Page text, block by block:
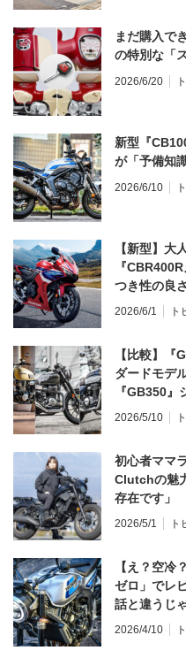
まだ購入で
の特別な「
2026/6/20
新型『
が「予備知
2026/6/10
【新型】大
『
つき性の良
2026/6/1 ト
【比較】『
ダードモデ
『GB350』
2026/5/10
初心者ママ
Clutchの魅
存在です」
2026/5/1 ト
【え？空冷
ゼロ」でレ
話と違うじ
てならず／
2026/4/10